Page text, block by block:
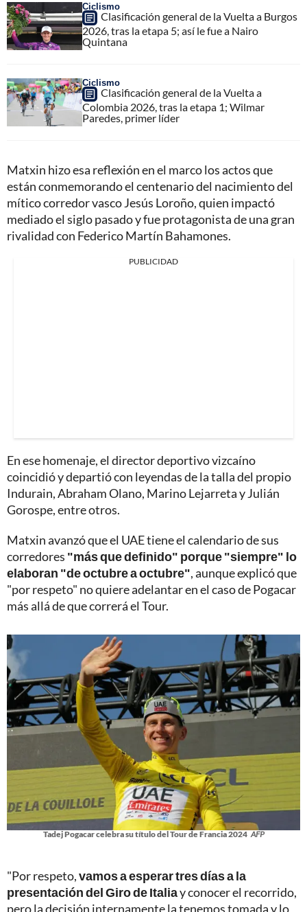
Ciclismo
Clasificación general de la Vuelta a Burgos
2026, tras la etapa 5; así le fue a Nairo
Quintana
Ciclismo
Clasificación general de la Vuelta a
Colombia 2026, tras la etapa 1; Wilmar
Paredes, primer líder
Matxin hizo esa reflexión en el marco los actos que
están conmemorando el centenario del nacimiento del
mítico corredor vasco Jesús Loroño, quien impactó
mediado el siglo pasado y fue protagonista de una gran
rivalidad con Federico Martín Bahamones.
PUBLICIDAD
En ese homenaje, el director deportivo vizcaíno
coincidió y departió con leyendas de la talla del propio
Indurain, Abraham Olano, Marino Lejarreta y Julián
Gorospe, entre otros.
Matxin avanzó que el UAE tiene el calendario de sus
corredores "más que definido" porque "siempre" lo
elaboran "de octubre a octubre", aunque explicó que
"por respeto" no quiere adelantar en el caso de Pogacar
más allá de que correrá el Tour.
Tadej Pogacar celebra su título del Tour de Francia 2024 AFP
"Por respeto,vamos a esperar tres días a la
presentación del Giro de Italiay conocer el recorrido,
pero la decisión internamente la tenemos tomada y lo